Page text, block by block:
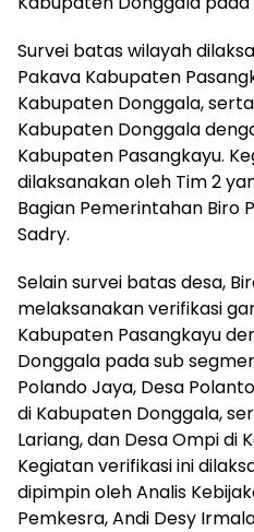
Survei batas wilayah
Pakava Kabupaten
Kabupaten Donggala,
Kabupaten Donggala
Kabupaten Pasangkayu.
dilaksanakan oleh Tim 2
Bagian Pemerintahan Biro
Sadry.
Selain survei batas desa,
melaksanakan verifikasi
Kabupaten Pasangkayu
Donggala pada sub
Polando Jaya, Desa
di Kabupaten Donggala,
Lariang, dan Desa Ompi di
Kegiatan verifikasi ini
dipimpin oleh Analis
Pemkesra, Andi Desy